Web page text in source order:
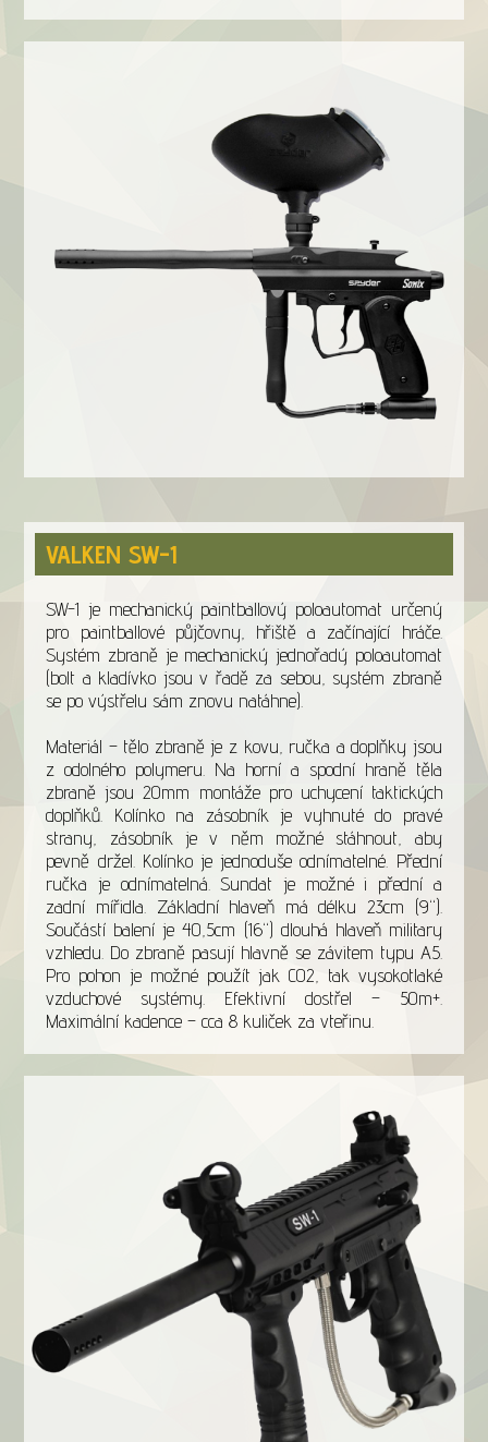
VALKEN SW-1
SW-1 je mechanický paintballový poloautomat určený
pro paintballové půjčovny, hřiště a začínající hráče.
Systém zbraně je mechanický jednořadý poloautomat
(bolt a kladívko jsou v řadě za sebou, systém zbraně
se po výstřelu sám znovu natáhne).
Materiál – tělo zbraně je z kovu, ručka a doplňky jsou
z odolného polymeru. Na horní a spodní hraně těla
zbraně jsou 20mm montáže pro uchycení taktických
doplňků. Kolínko na zásobník je vyhnuté do pravé
strany, zásobník je v něm možné stáhnout, aby
pevně držel. Kolínko je jednoduše odnímatelné. Přední
ručka je odnímatelná. Sundat je možné i přední a
zadní mířidla. Základní hlaveň má délku 23cm (9“).
Součástí balení je 40,5cm (16“) dlouhá hlaveň military
vzhledu. Do zbraně pasují hlavně se závitem typu A5.
Pro pohon je možné použít jak CO2, tak vysokotlaké
vzduchové systémy. Efektivní dostřel – 50m+.
Maximální kadence – cca 8 kuliček za vteřinu.